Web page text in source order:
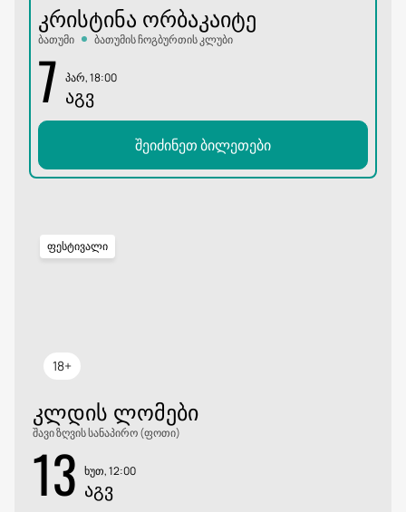
ᲙᲠᲘᲡᲢᲘᲜᲐ ᲝᲠᲑᲐᲙᲐᲘᲢᲔ
ბათუმი ბათუმის ჩოგბურთის კლუბი
7 პარ, 18:00
ᲐᲒᲕ
შეიძინეთ ბილეთები
18+
ფესტივალი
ᲙᲚᲓᲘᲡ ᲚᲝᲛᲔᲑᲘ
შავი ზღვის სანაპირო (ფოთი)
13 ხუთ, 12:00
ᲐᲒᲕ